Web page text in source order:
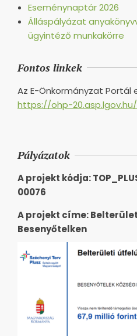
Eseménynaptár 2026
Álláspályázat
ügyintéző munkakörre
Fontos linkek
Az E-Önkormányzat Portál
https://ohp-
Pályázatok
A projekt kódja:
00076
A projekt címe:
Besenyőtelken